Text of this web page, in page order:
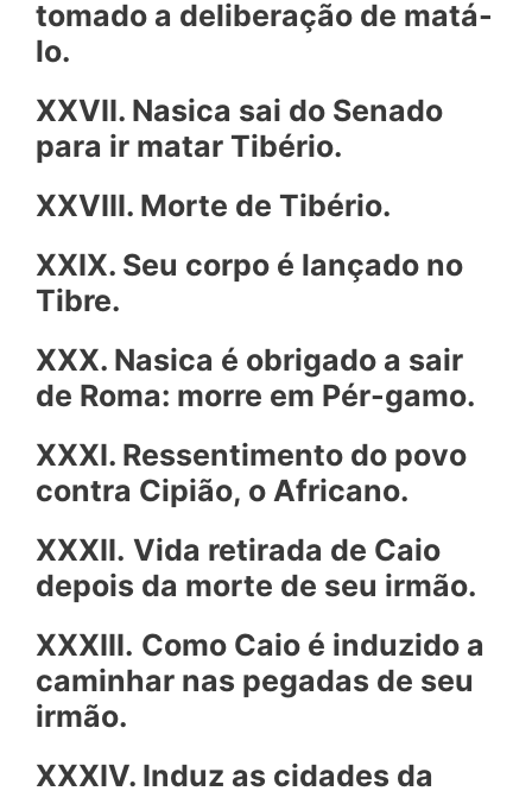
tomado a deliberação de matá-
lo.
XXVII. Nasica sai do Senado
para ir matar Tibério.
XXVIII. Morte de Tibério.
XXIX. Seu corpo é lançado no
Tibre.
XXX. Nasica é obrigado a sair
de Roma: morre em Pér-gamo.
XXXI. Ressentimento do povo
contra Cipião, o Africano.
XXXII. Vida retirada de Caio
depois da morte de seu irmão.
XXXIII. Como Caio é induzido a
caminhar nas pegadas de seu
irmão.
XXXIV. Induz as cidades da